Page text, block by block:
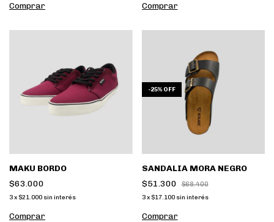
Comprar Comprar
MAKU BORDO
$63.000
3x $21.000 sin interés
Comprar
-25% OFF
SANDALIA MORA NEGRO
$51.300
$68.400
3 x $17.100 sin interés
Comprar